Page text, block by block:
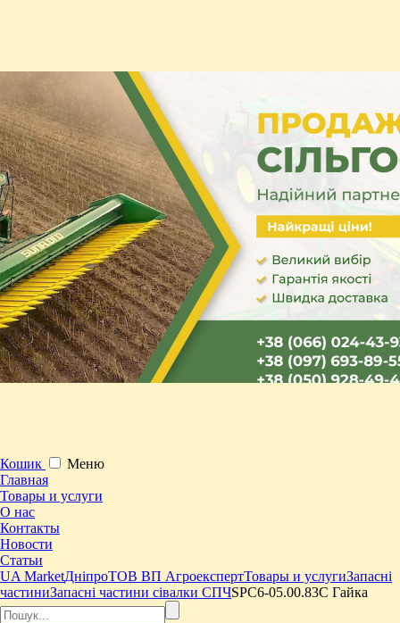
Кошик
Меню
Главная
Товары и услуги
О нас
Контакты
Новости
Статьи
UA MarketДніпроТОВ ВП АгроекспертТовары и услугиЗапасні
частиниЗапасні частини сівалки СПЧSPC6-05.00.83С Гайка